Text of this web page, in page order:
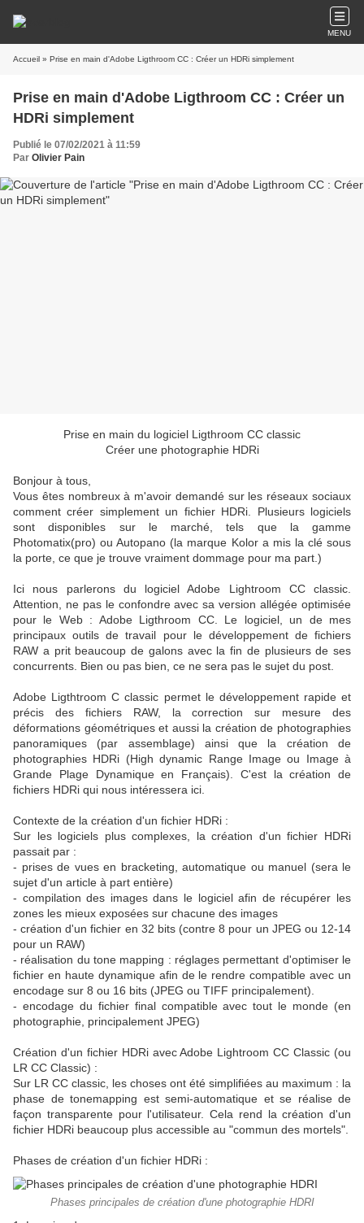
MENU
Accueil » Prise en main d'Adobe Ligthroom CC : Créer un HDRi simplement
Prise en main d'Adobe Ligthroom CC : Créer un
HDRi simplement
Publié le 07/02/2021 à 11:59
Par Olivier Pain
Prise en main du logiciel Ligthroom CC classic
Créer une photographie HDRi
Bonjour à tous,
Vous êtes nombreux à m'avoir demandé sur les réseaux sociaux
comment créer simplement un fichier HDRi. Plusieurs logiciels
sont disponibles sur le marché, tels que la gamme
Photomatix(pro) ou Autopano (la marque Kolor a mis la clé sous
la porte, ce que je trouve vraiment dommage pour ma part.)
Ici nous parlerons du logiciel Adobe Lightroom CC classic.
Attention, ne pas le confondre avec sa version allégée optimisée
pour le Web : Adobe Ligthroom CC. Le logiciel, un de mes
principaux outils de travail pour le développement de fichiers
RAW a prit beaucoup de galons avec la fin de plusieurs de ses
concurrents. Bien ou pas bien, ce ne sera pas le sujet du post.
Adobe Ligthtroom C classic permet le développement rapide et
précis des fichiers RAW, la correction sur mesure des
déformations géométriques et aussi la création de photographies
panoramiques (par assemblage) ainsi que la création de
photographies HDRi (High dynamic Range Image ou Image à
Grande Plage Dynamique en Français). C'est la création de
fichiers HDRi qui nous intéressera ici.
Contexte de la création d'un fichier HDRi :
Sur les logiciels plus complexes, la création d'un fichier HDRi
passait par :
- prises de vues en bracketing, automatique ou manuel (sera le
sujet d'un article à part entière)
- compilation des images dans le logiciel afin de récupérer les
zones les mieux exposées sur chacune des images
- création d'un fichier en 32 bits (contre 8 pour un JPEG ou 12-14
pour un RAW)
- réalisation du tone mapping : réglages permettant d'optimiser le
fichier en haute dynamique afin de le rendre compatible avec un
encodage sur 8 ou 16 bits (JPEG ou TIFF principalement).
- encodage du fichier final compatible avec tout le monde (en
photographie, principalement JPEG)
Création d'un fichier HDRi avec Adobe Lightroom CC Classic (ou
LR CC Classic) :
Sur LR CC classic, les choses ont été simplifiées au maximum : la
phase de tonemapping est semi-automatique et se réalise de
façon transparente pour l'utilisateur. Cela rend la création d'un
fichier HDRi beaucoup plus accessible au "commun des mortels".
Phases de création d'un fichier HDRi :
Phases principales de création d'une photographie HDRI